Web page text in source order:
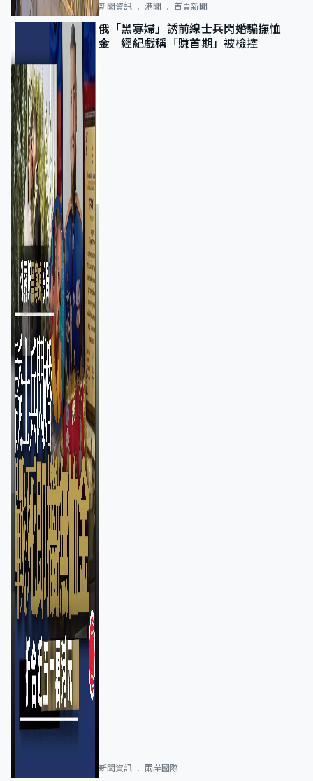
新聞資訊 港聞 首頁新聞
俄「黑寡婦」誘前線士兵閃婚騙撫恤
金 經紀戲稱「賺首期」被檢控
新聞資訊 兩岸國際